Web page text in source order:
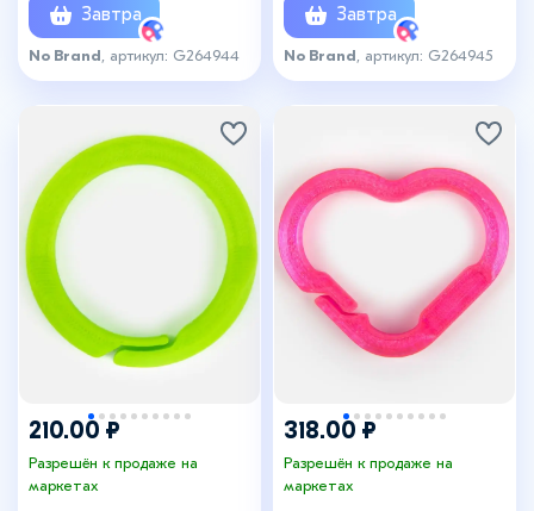
Завтра
No Brand , артикул: G264944
Завтра
No Brand , артикул: G264945
210.00 ₽
Разрешён к продаже на
маркетах
318.00 ₽
Разрешён к продаже на
маркетах